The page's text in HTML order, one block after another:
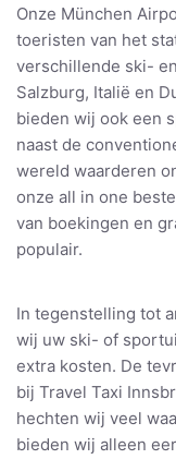
Onze München
toeristen van het
verschillende ski-
Salzburg, Italië en
bieden wij ook een
naast de
wereld waarderen
onze all in one
van boekingen en
populair.
In tegenstelling tot
wij uw ski- of
extra kosten. De
bij Travel Taxi
hechten wij veel
bieden wij alleen